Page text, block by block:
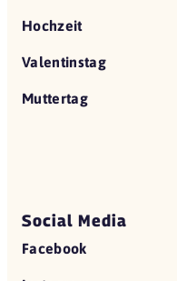
Hochzeit
Valentinstag
Muttertag
Social Media
Facebook